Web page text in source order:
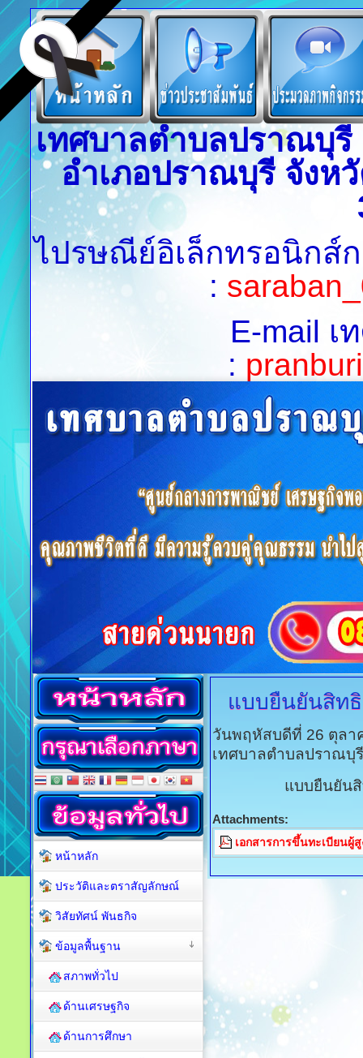
เทศบาลตำบลปราณบุ
อำเภอปราณบุรี จังห
ไปรษณีย์อิเล็กทรอนิกส์
:
E-mail
:
แบบยืนยันสิทธิ
วันพฤหัสบดีที่ 26 ตุลา
เทศบาลตำบลปราณบุรี
แบบยืนยันสิ
Attachments:
เอกสารการขึ้นทะเบียนผู้
หน้าหลัก
ประวัติและตราสัญลักษณ์
วิสัยทัศน์ พันธกิจ
ข้อมูลพื้นฐาน
สภาพทั่วไป
ด้านเศรษฐกิจ
ด้านการศึกษา